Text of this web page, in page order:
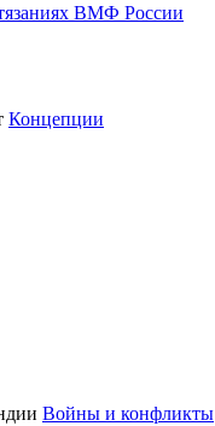
ВМФ России
Концепции
Войны и конфликты